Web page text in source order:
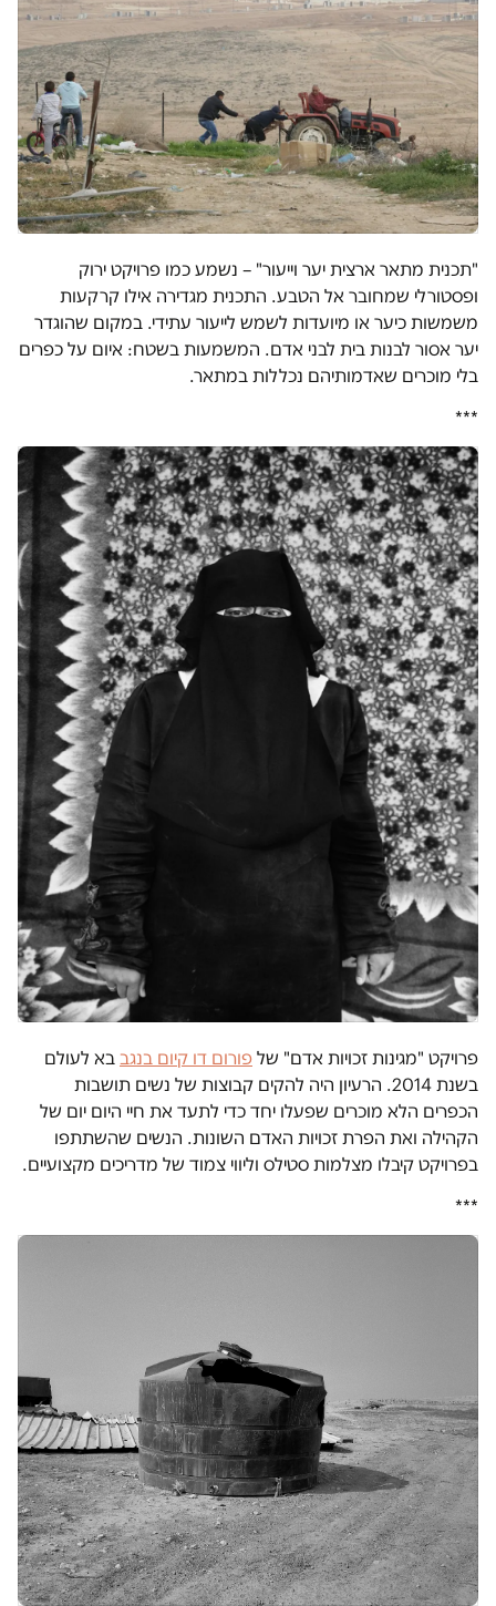
"תכנית מתאר ארצית יער וייעור" – נשמע כמו פרויקט ירוק
ופסטורלי שמחובר אל הטבע. התכנית מגדירה אילו קרקעות
משמשות כיער או מיועדות לשמש לייעור עתידי. במקום שהוגדר
יער אסור לבנות בית לבני אדם. המשמעות בשטח: איום על כפרים
בלי מוכרים שאדמותיהם נכללות במתאר.
***
פרויקט "מגינות זכויות אדם" של פורום דו קיום בנגב בא לעולם
בשנת 2014. הרעיון היה להקים קבוצות של נשים תושבות
הכפרים הלא מוכרים שפעלו יחד כדי לתעד את חיי היום יום של
הקהילה ואת הפרת זכויות האדם השונות. הנשים שהשתתפו
בפרויקט קיבלו מצלמות סטילס וליווי צמוד של מדריכים מקצועיים.
***